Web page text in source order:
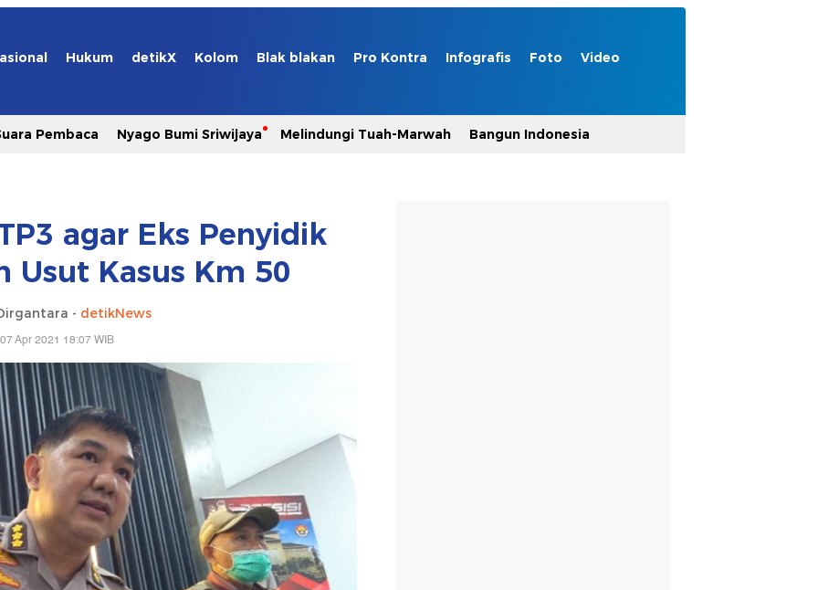
Hukum detikX Kolom Blak blakan Pro Kontra Infografis Foto Video
Pembaca Nyago Bumi Sriwijaya Melindungi Tuah-Marwah Bangun Indonesia
agar Eks Penyidik
Usut Kasus Km 50
- detikNews
Apr 2021 18:07 WIB